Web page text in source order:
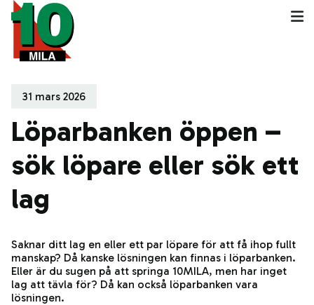
31 mars 2026
Löparbanken öppen –
sök löpare eller sök ett
lag
Saknar ditt lag en eller ett par löpare för att få ihop fullt
manskap? Då kanske lösningen kan finnas i löparbanken.
Eller är du sugen på att springa 10MILA, men har inget
lag att tävla för? Då kan också löparbanken vara
lösningen.